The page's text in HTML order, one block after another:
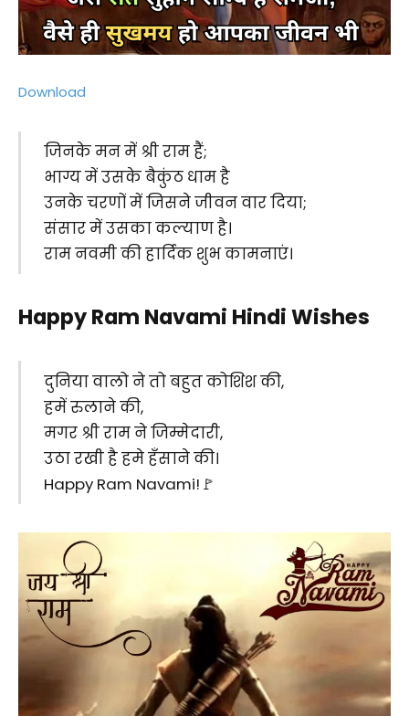
Download
जिनके मन में श्री राम हैं;
भाग्य में उसके बैकुंठ धाम है
उनके चरणों में जिसने जीवन वार दिया;
संसार में उसका कल्याण है।
राम नवमी की हार्दिक शुभ कामनाएं।
Happy Ram Navami Hindi Wishes
दुनिया वालो ने तो बहुत कोशिश की,
हमें रुलाने की,
मगर श्री राम ने जिम्मेदारी,
उठा रखी है हमे हँसाने की।
Happy Ram Navami!🚩